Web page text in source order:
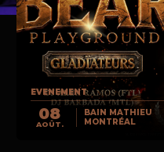
EVENEMENT
08
AOÛT.
BAIN MATHIEU
MONTRÉAL